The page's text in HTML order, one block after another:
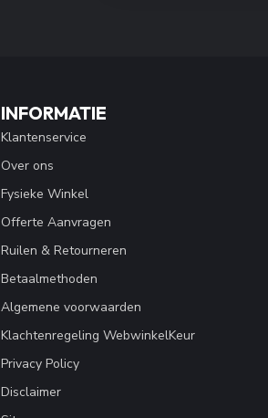
INFORMATIE
Klantenservice
Over ons
Fysieke Winkel
Offerte Aanvragen
Ruilen & Retourneren
Betaalmethoden
Algemene voorwaarden
Klachtenregeling WebwinkelKeur
Privacy Policy
Disclaimer